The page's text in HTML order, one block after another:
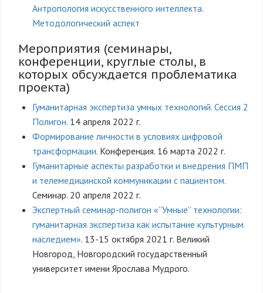
Антропология искусственного интеллекта.
Методологический аспект
Мероприятия (семинары,
конференции, круглые столы, в
которых обсуждается проблематика
проекта)
Гуманитарная экспертиза умных технологий. Сессия 2
Полигон. 14 апреля 2022 г.
Формирование личности в условиях цифровой
трансформации. Конференция. 16 марта 2022 г.
Гуманитарные аспекты разработки и внедрения ПМП
и телемедицинской коммуникации с пациентом.
Семинар. 20 апреля 2022 г.
Экспертный семинар-полигон «“Умные” технологии:
гуманитарная экспертиза как испытание культурным
наследием». 13-15 октября 2021 г. Великий
Новгород, Новгородский государственный
университет имени Ярослава Мудрого.